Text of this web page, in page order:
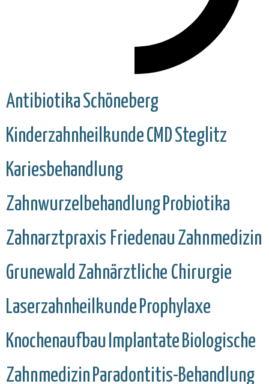
AntibiotikaSchöneberg
KinderzahnheilkundeCMDSteglitz
Kariesbehandlung
Zahnwurzelbehandlung Probiotika
Zahnarztpraxis Friedenau Zahnmedizin
Grunewald Zahnärztliche Chirurgie
Laserzahnheilkunde Prophylaxe
Knochenaufbau Implantate Biologische
Zahnmedizin Paradontitis-Behandlung